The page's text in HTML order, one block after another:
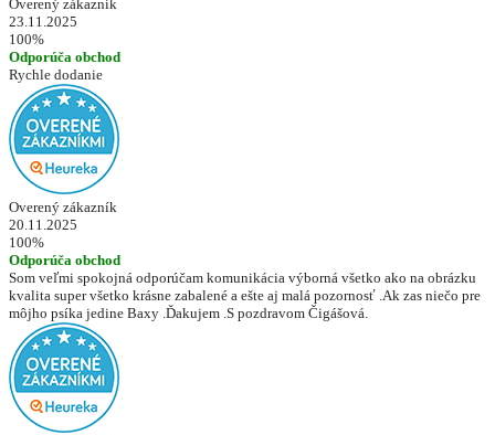
Overený zákazník
23.11.2025
100%
Odporúča obchod
Rychle dodanie
Overený zákazník
20.11.2025
100%
Odporúča obchod
Som veľmi spokojná odporúčam komunikácia výborná všetko ako na obrázku
kvalita super všetko krásne zabalené a ešte aj malá pozornosť .Ak zas niečo pre
môjho psíka jedine Baxy .Ďakujem .S pozdravom Čigášová.